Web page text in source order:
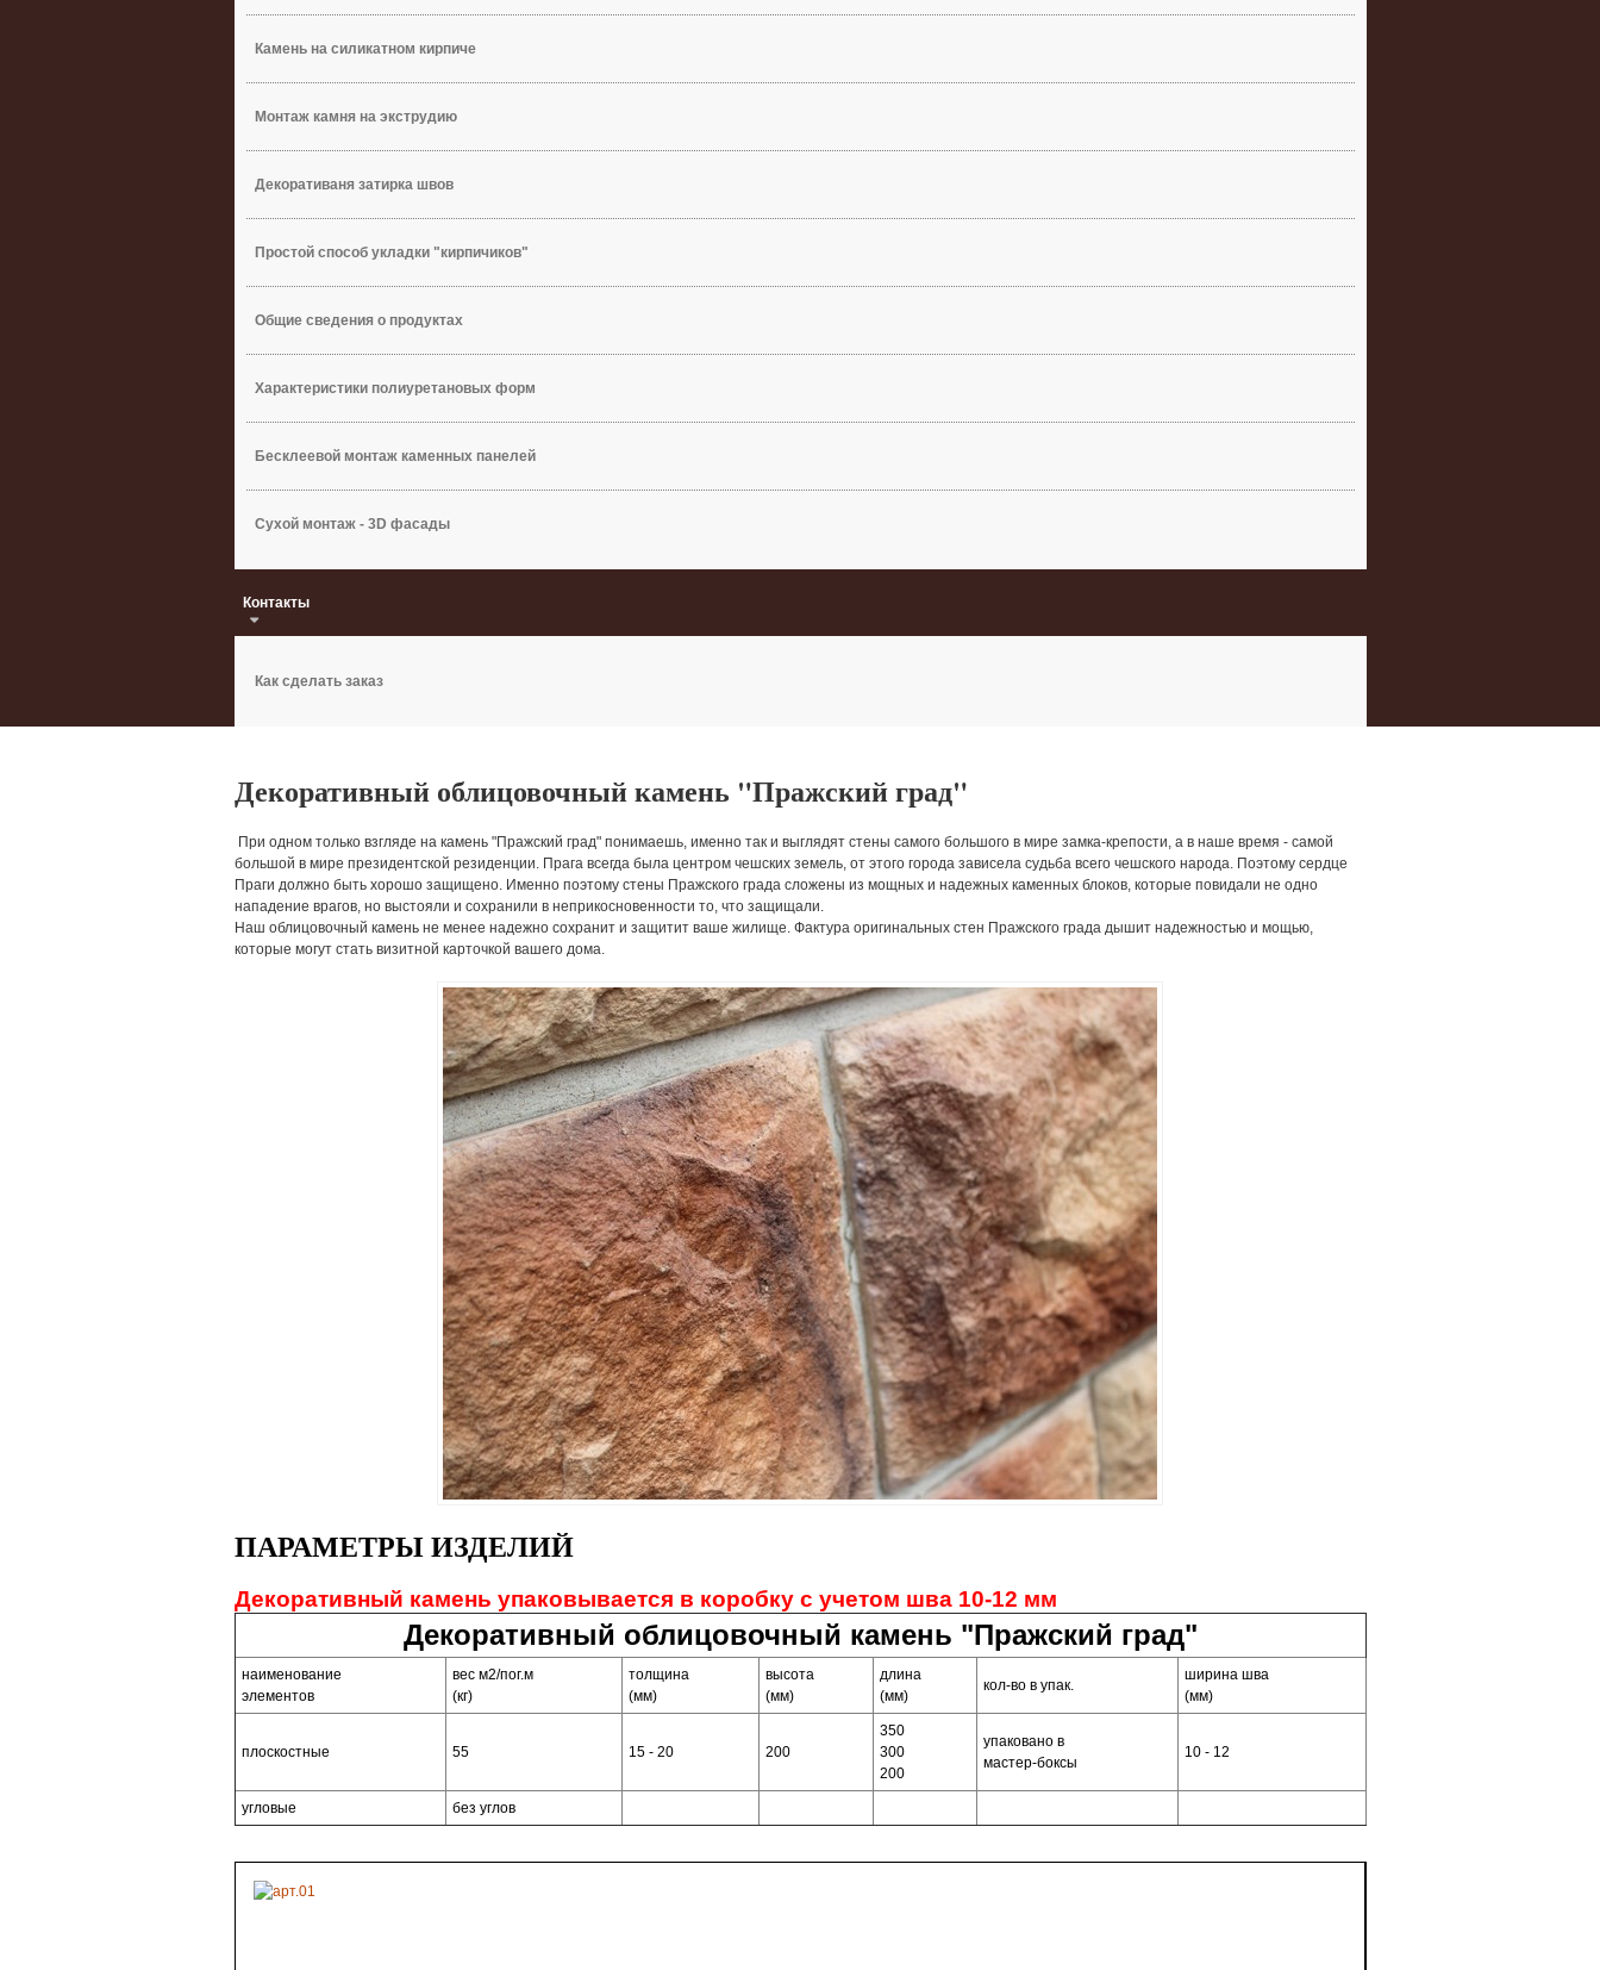
Камень на силикатном кирпиче
Монтаж камня на экструдию
Декоративаня затирка швов
Простой способ укладки "кирпичиков"
Общие сведения о продуктах
Характеристики полиуретановых форм
Бесклеевой монтаж каменных панелей
Сухой монтаж - 3D фасады
Контакты
Как сделать заказ
Декоративный облицовочный камень "Пражский град"
При одном только взгляде на камень "Пражский град" понимаешь, именно так и выглядят стены самого большого в мире замка-крепости, а в наше время - самой
большой в мире президентской резиденции. Прага всегда была центром чешских земель, от этого города зависела судьба всего чешского народа. Поэтому сердце
Праги должно быть хорошо защищено. Именно поэтому стены Пражского града сложены из мощных и надежных каменных блоков, которые повидали не одно
нападение врагов, но выстояли и сохранили в неприкосновенности то, что защищали.
Наш облицовочный камень не менее надежно сохранит и защитит ваше жилище. Фактура оригинальных стен Пражского града дышит надежностью и мощью,
которые могут стать визитной карточкой вашего дома.
ПАРАМЕТРЫ ИЗДЕЛИЙ
Декоративный камень упаковывается в коробку с учетом шва 10-12 мм
Декоративный облицовочный камень "Пражский град"
наименование
элементов
вес м2/пог.м
(кг)
толщина
(мм)
высота
(мм)
длина
(мм)
кол-во в упак.
ширина шва
(мм)
плоскостные 55 15 - 20 200
350
300
200
упаковано в
мастер-боксы
10 - 12
угловые без углов